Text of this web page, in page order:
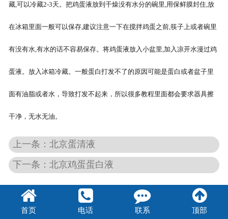
北京煎蛋
藏,可以冷藏2-3天。把鸡蛋液放到干燥没有水分的碗里,用保鲜膜封住,放
在冰箱里面一般可以保存,建议注意一下在搅拌鸡蛋之前,筷子上或者碗里
有没有水,有水的话不容易保存。将鸡蛋液放入小盆里,加入凉开水漫过鸡
蛋液。放入冰箱冷藏。一般蛋白打发不了的原因可能是蛋白或者盆子里
面有油脂或者水，导致打发不起来，所以很多教程里面都会要求器具擦
干净，无水无油。
上一条：北京蛋清液
下一条：北京鸡蛋蛋白液
首页 电话 联系 顶部